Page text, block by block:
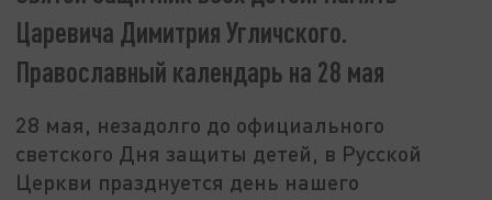
Царевича Димитрия Угличского.
Православный календарь на 28 мая
28 мая, незадолго до официального
светского Дня защиты детей, в Русской
Церкви празднуется день нашего